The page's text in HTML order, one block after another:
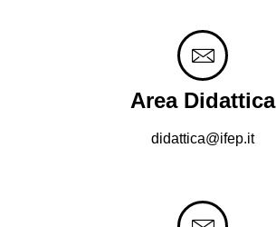
Area Didattica
didattica@ifep.it